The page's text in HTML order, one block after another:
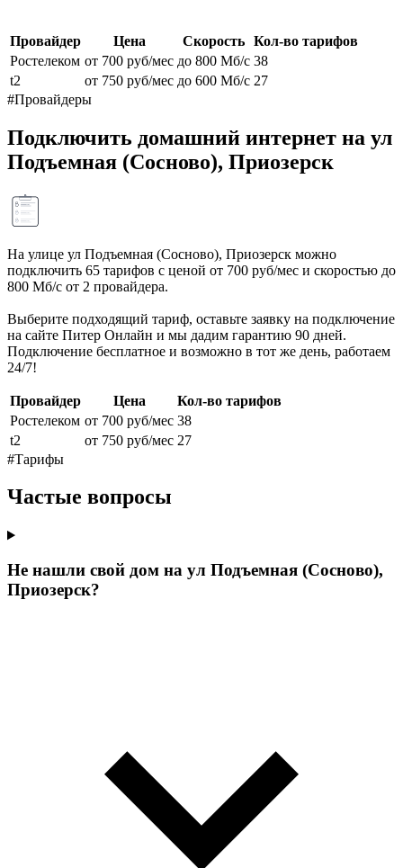
Провайдер Цена Скорость Кол-во тарифов
Ростелеком от 700 руб/мес до 800 Мб/с 38
t2
от 750 руб/мес до 600 Мб/с 27
#Провайдеры
Подключить домашний интернет на ул
Подъемная (Сосново), Приозерск
На улице ул Подъемная (Сосново), Приозерск можно
подключить 65 тарифов с ценой от 700 руб/мес и скоростью до
800 Мб/с от 2 провайдера.
Выберите подходящий тариф, оставьте заявку на подключение
на сайте Питер Онлайн и мы дадим гарантию 90 дней.
Подключение бесплатное и возможно в тот же день, работаем
24/7!
Провайдер Цена
Кол-во тарифов
Ростелеком от 700 руб/мес 38
t2
от 750 руб/мес 27
#Тарифы
Частые вопросы
Не нашли свой дом на ул Подъемная (Сосново),
Приозерск?